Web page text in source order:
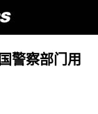
警察部门用